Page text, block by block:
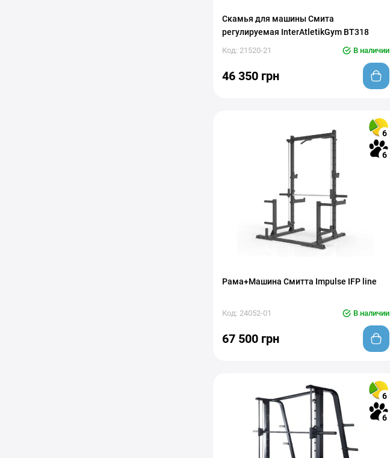
Скамья для машины Смита
регулируемая InterAtletikGym BT318
Код: 21520-21 В наличии
46 350 грн
6
6
Рама+Машина Смитта Impulse IFP line
Код: 24052-01 В наличии
67 500 грн
6
6